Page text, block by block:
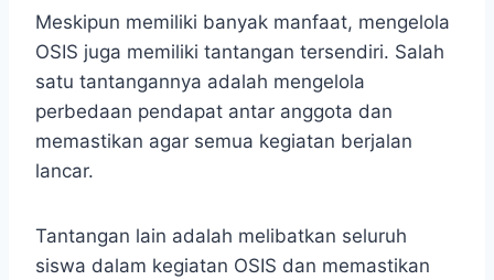
Meskipun memiliki banyak manfaat, mengelola
OSIS juga memiliki tantangan tersendiri. Salah
satu tantangannya adalah mengelola
perbedaan pendapat antar anggota dan
memastikan agar semua kegiatan berjalan
lancar.
Tantangan lain adalah melibatkan seluruh
siswa dalam kegiatan OSIS dan memastikan